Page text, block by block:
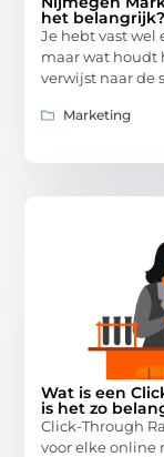
het belangrijk?
Je hebt vast wel
maar wat houdt
verwijst naar de
Marketing
Wat is een
is het zo
Click-Through
voor elke online